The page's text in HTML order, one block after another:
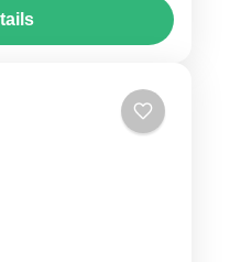
ぴったりの場所で
ですが、 ソロ郊外
す。 このツアーで